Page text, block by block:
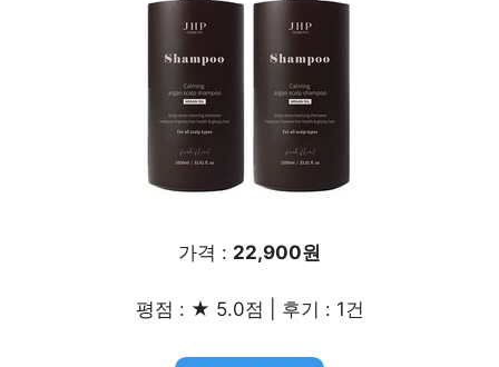
가격 : 22,900원
평점 : ★ 5.0점 | 후기 : 1건